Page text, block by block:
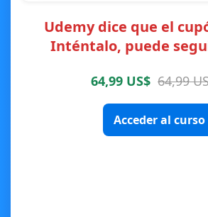
Udemy dice que el
Inténtalo, puede
64,99 US$ 64,99
Acceder al curso